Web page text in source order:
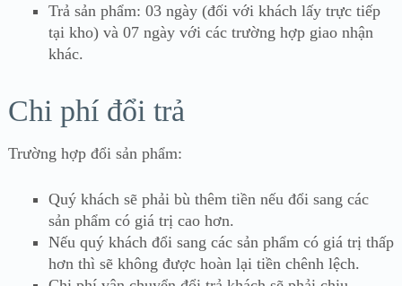
Trả sản phẩm: 03 ngày (đối với khách lấy trực tiếp
tại kho) và 07 ngày với các trường hợp giao nhận
khác.
Chi phí đổi trả
Trường hợp đổi sản phẩm:
Quý khách sẽ phải bù thêm tiền nếu đổi sang các
sản phẩm có giá trị cao hơn.
Nếu quý khách đổi sang các sản phẩm có giá trị thấp
hơn thì sẽ không được hoàn lại tiền chênh lệch.